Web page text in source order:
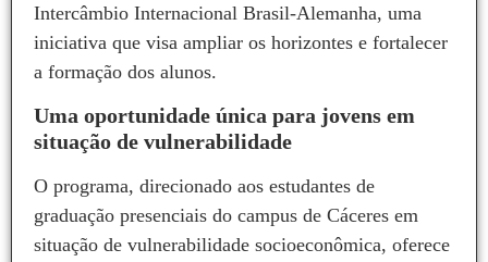
Intercâmbio Internacional Brasil-Alemanha, uma
iniciativa que visa ampliar os horizontes e fortalecer
a formação dos alunos.
Uma oportunidade única para jovens em
situação de vulnerabilidade
O programa, direcionado aos estudantes de
graduação presenciais do campus de Cáceres em
situação de vulnerabilidade socioeconômica, oferece